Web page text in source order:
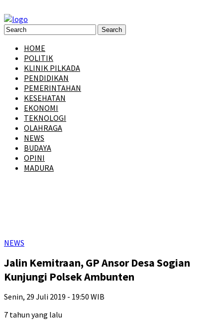
HOME
POLITIK
KLINIK PILKADA
PENDIDIKAN
PEMERINTAHAN
KESEHATAN
EKONOMI
TEKNOLOGI
OLAHRAGA
NEWS
BUDAYA
OPINI
MADURA
NEWS
Jalin Kemitraan, GP Ansor Desa Sogian
Kunjungi Polsek Ambunten
Senin, 29 Juli 2019 - 19:50 WIB
7 tahun yang lalu